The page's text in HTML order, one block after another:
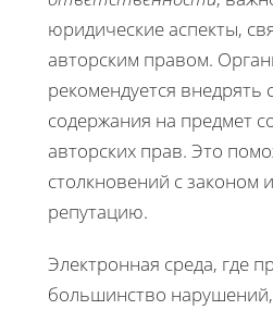
юридические аспекты,
авторским правом.
рекомендуется внедрять
содержания на предмет
авторских прав. Это
столкновений с законом
репутацию.
Электронная среда, где
большинство